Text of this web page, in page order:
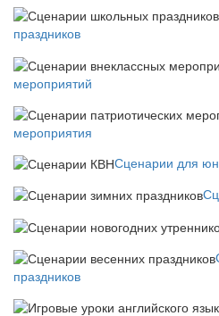
праздников
мероприятий
мероприятия
Сценарии для
праздников